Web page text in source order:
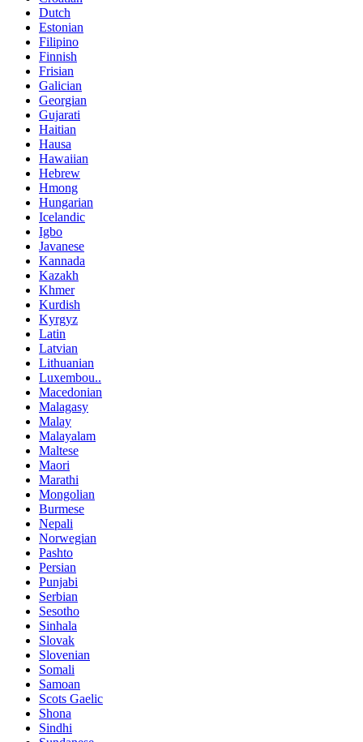
Dutch
Estonian
Filipino
Finnish
Frisian
Galician
Georgian
Gujarati
Haitian
Hausa
Hawaiian
Hebrew
Hmong
Hungarian
Icelandic
Igbo
Javanese
Kannada
Kazakh
Khmer
Kurdish
Kyrgyz
Latin
Latvian
Lithuanian
Luxembou..
Macedonian
Malagasy
Malay
Malayalam
Maltese
Maori
Marathi
Mongolian
Burmese
Nepali
Norwegian
Pashto
Persian
Punjabi
Serbian
Sesotho
Sinhala
Slovak
Slovenian
Somali
Samoan
Scots Gaelic
Shona
Sindhi